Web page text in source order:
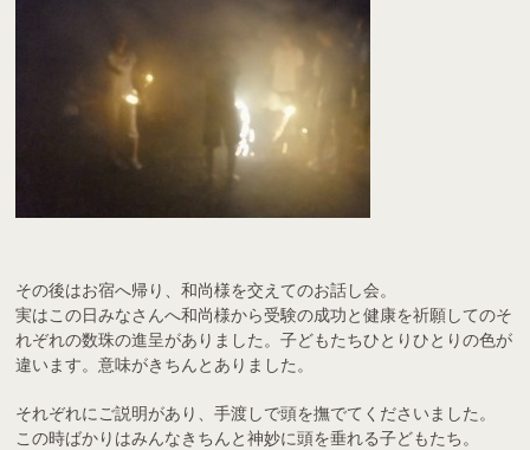
その後はお宿へ帰り、和尚様を交えてのお話し会。
実はこの日みなさんへ和尚様から受験の成功と健康を祈願してのそ
れぞれの数珠の進呈がありました。子どもたちひとりひとりの色が
違います。意味がきちんとありました。
それぞれにご説明があり、手渡しで頭を撫でてくださいました。
この時ばかりはみんなきちんと神妙に頭を垂れる子どもたち。